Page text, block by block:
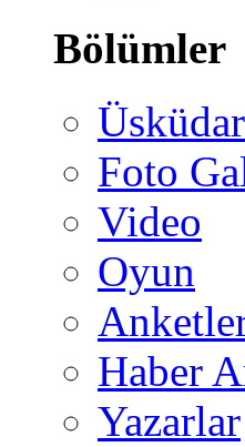
Bölümler
Foto
Video
Oyun
Haber
Yazarlar